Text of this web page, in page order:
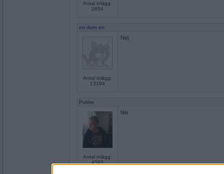
Antal inlägg:
2654
en dum en
Antal inlägg:
13194
Nej
Pubbe
Antal inlägg:
4593
Nix